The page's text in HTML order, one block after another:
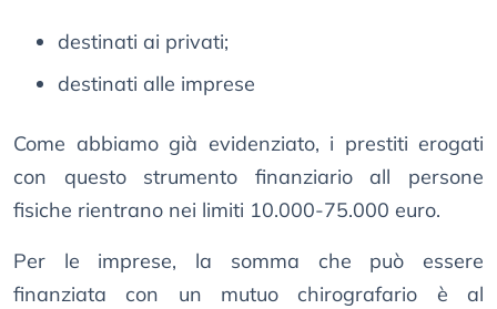
destinati ai privati;
destinati alle imprese
Come abbiamo già evidenziato, i prestiti erogati
con questo strumento finanziario all persone
fisiche rientrano nei limiti 10.000-75.000 euro.
Per le imprese, la somma che può essere
finanziata con un mutuo chirografario è al